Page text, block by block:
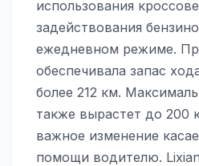
использования
задействования
ежедневном режиме.
обеспечивала запас
более 212 км.
также вырастет до 200
важное изменение
помощи водителю.